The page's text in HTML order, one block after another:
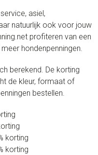
asiel,
natuurlijk ook voor jouw
profiteren van een
hondenpenningen.
berekend. De korting
de kleur, formaat of
bestellen.
korting
korting